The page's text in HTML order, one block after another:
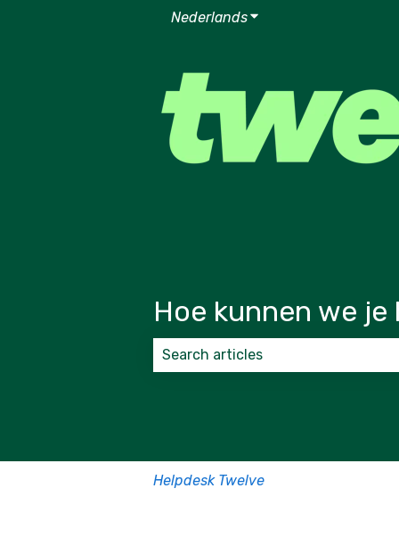
NederlandsSubmenu tonen voor
Hoe kunnen we je
Helpdesk Twelve